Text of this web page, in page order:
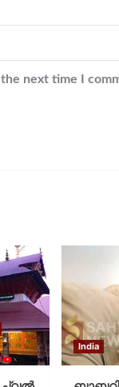
next time I
India